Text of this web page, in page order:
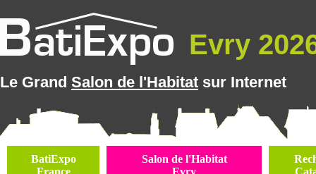
Evry
Le Grand Salon de l'Habitat sur Internet
BatiExpo
France
Salon de l'Habitat
Evry